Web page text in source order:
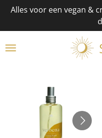
Ga
naar
de
Alles voor een vegan &